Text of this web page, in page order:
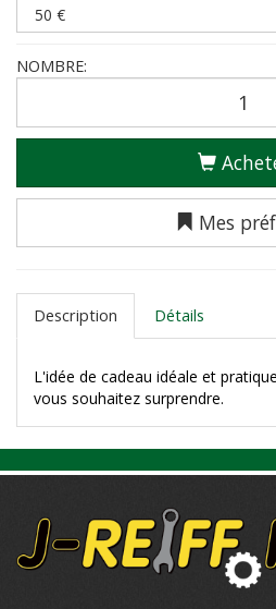
NOMBRE:
Mes
Description Détails
L'idée de cadeau idéale et
vous souhaitez surprendre.